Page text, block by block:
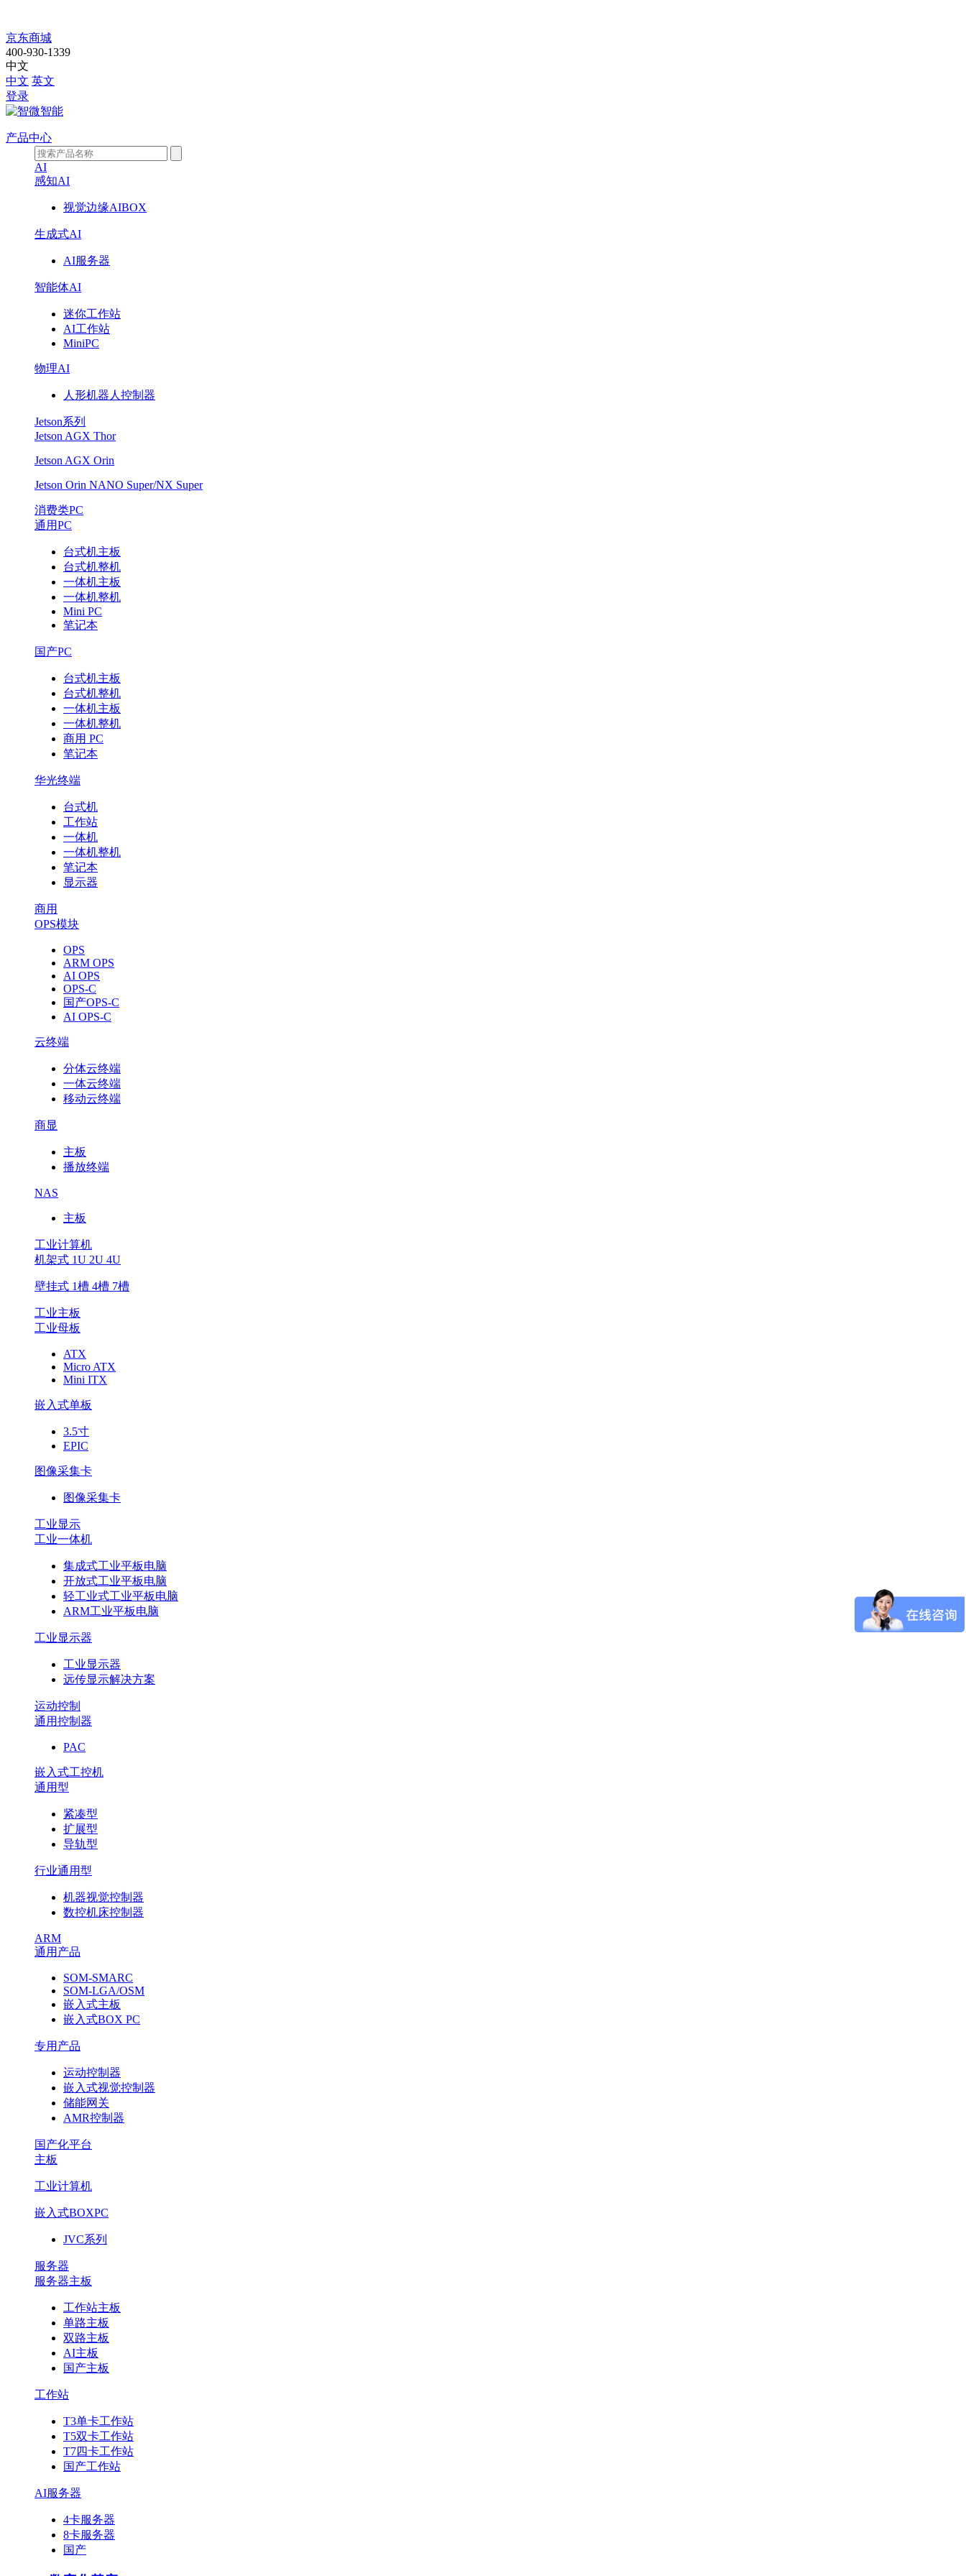
公
司
动
态
京东商城
400-930-1339
中文
中文 英文
登录
产品中心
AI
感知AI
视觉边缘AIBOX
生成式AI
AI服务器
智能体AI
迷你工作站
AI工作站
MiniPC
物理AI
人形机器人控制器
Jetson系列
Jetson AGX Thor
Jetson AGX Orin
Jetson Orin NANO Super/NX Super
消费类PC
通用PC
台式机主板
台式机整机
一体机主板
一体机整机
Mini PC
笔记本
国产PC
台式机主板
台式机整机
一体机主板
一体机整机
商用 PC
笔记本
华光终端
台式机
工作站
一体机
一体机整机
笔记本
显示器
商用
OPS模块
OPS
ARM OPS
AI OPS
OPS-C
国产OPS-C
AI OPS-C
云终端
分体云终端
一体云终端
移动云终端
商显
主板
播放终端
NAS
主板
工业计算机
机架式 1U 2U 4U
壁挂式 1槽 4槽 7槽
工业主板
工业母板
ATX
Micro ATX
Mini ITX
嵌入式单板
3.5寸
EPIC
图像采集卡
图像采集卡
工业显示
工业一体机
集成式工业平板电脑
开放式工业平板电脑
轻工业式工业平板电脑
ARM工业平板电脑
工业显示器
工业显示器
远传显示解决方案
运动控制
通用控制器
PAC
嵌入式工控机
通用型
紧凑型
扩展型
导轨型
行业通用型
机器视觉控制器
数控机床控制器
ARM
通用产品
SOM-SMARC
SOM-LGA/OSM
嵌入式主板
嵌入式BOX PC
专用产品
运动控制器
嵌入式视觉控制器
储能网关
AMR控制器
国产化平台
主板
工业计算机
嵌入式BOXPC
JVC系列
服务器
服务器主板
工作站主板
单路主板
双路主板
AI主板
国产主板
工作站
T3单卡工作站
T5双卡工作站
T7四卡工作站
国产工作站
AI服务器
4卡服务器
8卡服务器
国产